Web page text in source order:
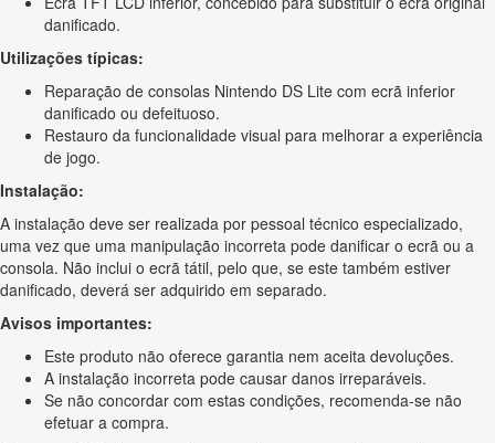
danificado.
Utilizações típicas:
Reparação de consolas Nintendo DS Lite com ecrã inferior
danificado ou defeituoso.
Restauro da funcionalidade visual para melhorar a experiência
de jogo.
Instalação:
A instalação deve ser realizada por pessoal técnico especializado,
uma vez que uma manipulação incorreta pode danificar o ecrã ou a
consola. Não inclui o ecrã tátil, pelo que, se este também estiver
danificado, deverá ser adquirido em separado.
Avisos importantes:
Este produto não oferece garantia nem aceita devoluções.
A instalação incorreta pode causar danos irreparáveis.
Se não concordar com estas condições, recomenda-se não
efetuar a compra.